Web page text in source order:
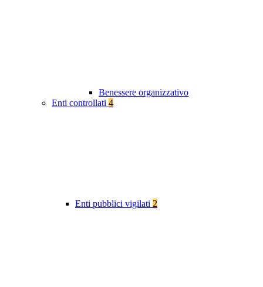
Benessere organizzativo
Enti controllati 4
Enti pubblici vigilati 2